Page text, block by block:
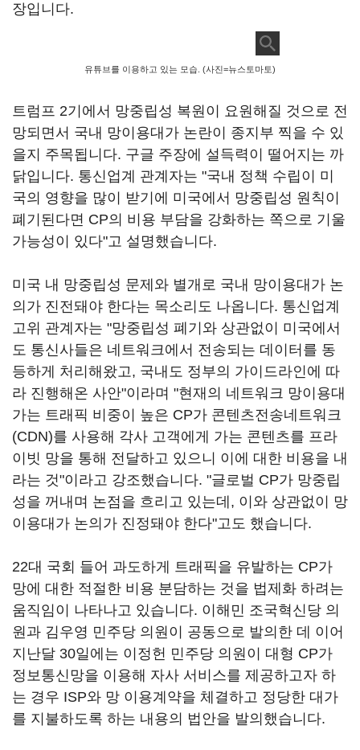
장입니다.
유튜브를 이용하고 있는 모습. (사진=뉴스토마토)
트럼프 2기에서 망중립성 복원이 요원해질 것으로 전
망되면서 국내 망이용대가 논란이 종지부 찍을 수 있
을지 주목됩니다. 구글 주장에 설득력이 떨어지는 까
닭입니다. 통신업계 관계자는 "국내 정책 수립이 미
국의 영향을 많이 받기에 미국에서 망중립성 원칙이
폐기된다면 CP의 비용 부담을 강화하는 쪽으로 기울
가능성이 있다"고 설명했습니다.
미국 내 망중립성 문제와 별개로 국내 망이용대가 논
의가 진전돼야 한다는 목소리도 나옵니다. 통신업계
고위 관계자는 "망중립성 폐기와 상관없이 미국에서
도 통신사들은 네트워크에서 전송되는 데이터를 동
등하게 처리해왔고, 국내도 정부의 가이드라인에 따
라 진행해온 사안"이라며 "현재의 네트워크 망이용대
가는 트래픽 비중이 높은 CP가 콘텐츠전송네트워크
(CDN)를 사용해 각사 고객에게 가는 콘텐츠를 프라
이빗 망을 통해 전달하고 있으니 이에 대한 비용을 내
라는 것"이라고 강조했습니다. "글로벌 CP가 망중립
성을 꺼내며 논점을 흐리고 있는데, 이와 상관없이 망
이용대가 논의가 진정돼야 한다"고도 했습니다.
22대 국회 들어 과도하게 트래픽을 유발하는 CP가
망에 대한 적절한 비용 분담하는 것을 법제화 하려는
움직임이 나타나고 있습니다. 이해민 조국혁신당 의
원과 김우영 민주당 의원이 공동으로 발의한 데 이어
지난달 30일에는 이정헌 민주당 의원이 대형 CP가
정보통신망을 이용해 자사 서비스를 제공하고자 하
는 경우 ISP와 망 이용계약을 체결하고 정당한 대가
를 지불하도록 하는 내용의 법안을 발의했습니다.